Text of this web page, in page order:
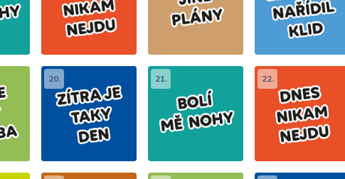
20. 21. 22.